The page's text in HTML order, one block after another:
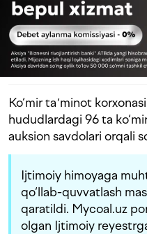
Ko‘mir taʼminot
hududlardagi 96 ta
auksion savdolari orqali
Ijtimoiy himoyaga
qo‘llab-quvvatlash
qaratildi. Mycoal.uz
olgan Ijtimoiy